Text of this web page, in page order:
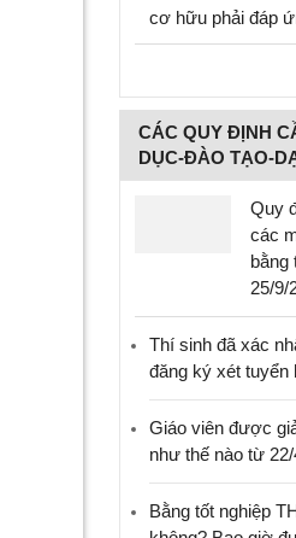
cơ hữu phải đáp
CÁC QUY ĐỊNH
DỤC-ĐÀO TẠO-
Quy
các
bằng
25/9/
Thí sinh đã xác
đăng ký xét tuyển
Giáo viên được
như thế nào từ
Bằng tốt nghiệp